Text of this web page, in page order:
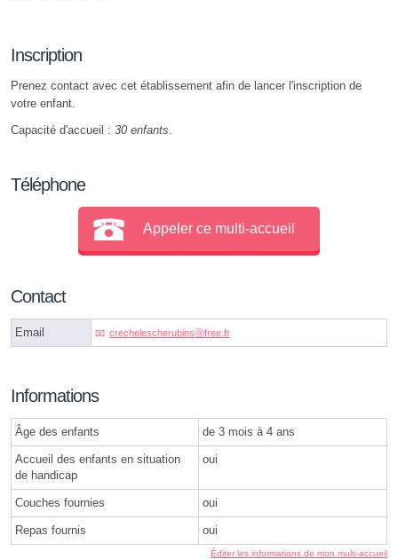
Inscription
Prenez contact avec cet établissement afin de lancer l'inscription de
votre enfant.
Capacité d'accueil : 30 enfants
Téléphone
Appeler ce multi-accueil
Contact
Email crechelescherubinsⓐfree.fr
Informations
Âge des enfants de 3 mois à 4 ans
Accueil des enfants en situation
de handicap
oui
Couches fournies oui
Repas fournis oui
Éditer les informations de mon multi-accueil